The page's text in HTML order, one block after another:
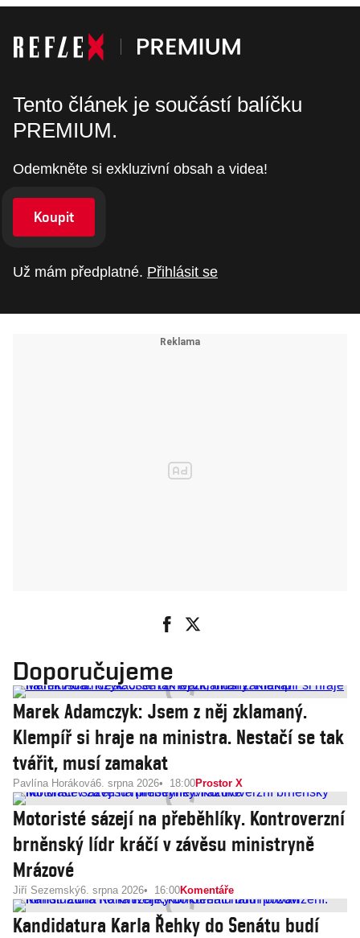
Tento článek je součástí balíčku
PREMIUM.
Odemkněte si exkluzivní obsah a videa!
Koupit
Už mám předplatné. Přihlásit se
Doporučujeme
Marek Adamczyk: Jsem z něj zklamaný.
Klempíř si hraje na ministra. Nestačí se tak
tvářit, musí zamakat
Pavlína Horáková6. srpna 2026 18:00Prostor X
Motoristé sázejí na přeběhlíky. Kontroverzní
brněnský lídr kráčí v závěsu ministryně
Mrázové
Jiří Sezemský6. srpna 2026 16:00Komentáře
Kandidatura Karla Řehky do Senátu budí